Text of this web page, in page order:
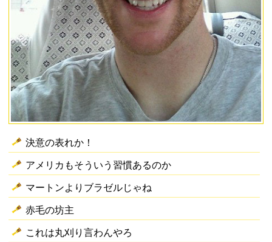
決意の表れか！
アメリカもそういう習慣あるのか
マートンよりブラゼルじゃね
赤毛の坊主
これは丸刈り言わんやろ